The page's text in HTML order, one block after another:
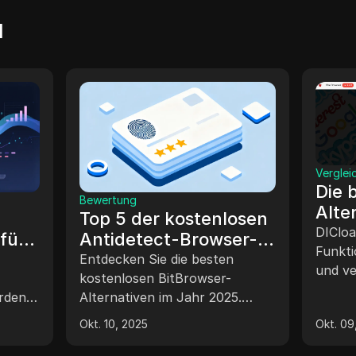
OnlyFans
entsperren
das
Bewertung
Die 10 besten
SessionBox-
Alternativen für 2025:
Top-Browser-
Lösungen
Entdecken Sie die besten
SessionBox-Alternativen für
2025, darunter DICloak,
Multilogin, GoLogin und mehr.
Okt. 16, 2025